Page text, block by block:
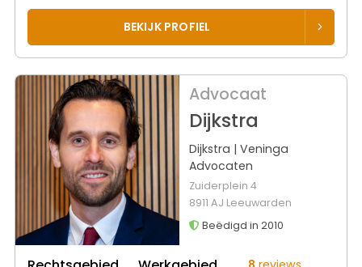
BEKIJK PROFIEL
Advocaat
Dijkstra
Dijkstra | Veninga
Advocaten
Zuiderplein 4
8911 AJ Leeuwarden
Beëdigd in 2010